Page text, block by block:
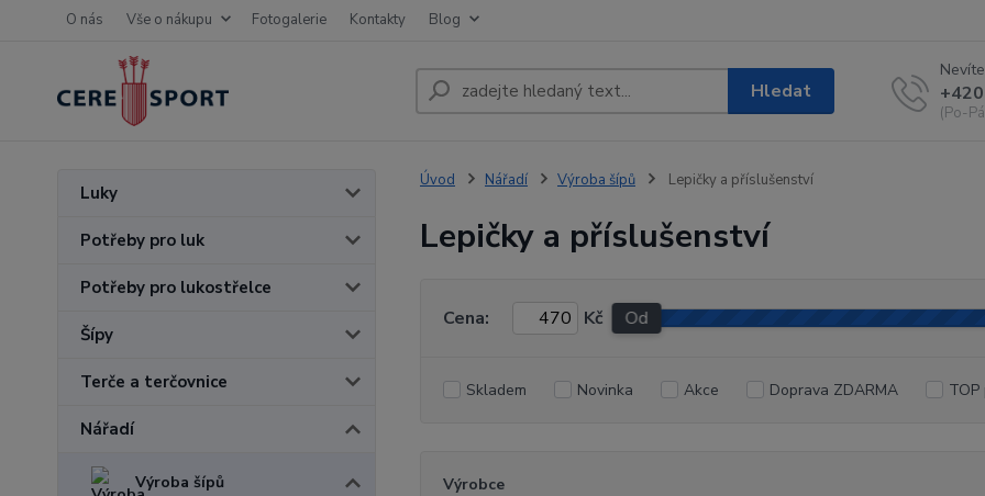
O nás Vše o nákupu Fotogalerie Kontakty Blog
Hledat
(Po-
Luky
Potřeby pro luk
Potřeby pro lukostřelce
Šípy
Terče a terčovnice
Nářadí
Výroba šípů
Úvod Nářadí Výroba šípů Lepičky a příslušenství
Lepičky a příslušenství
Cena: Kč Od
Skladem Novinka Akce Doprava ZDARMA
Výrobce